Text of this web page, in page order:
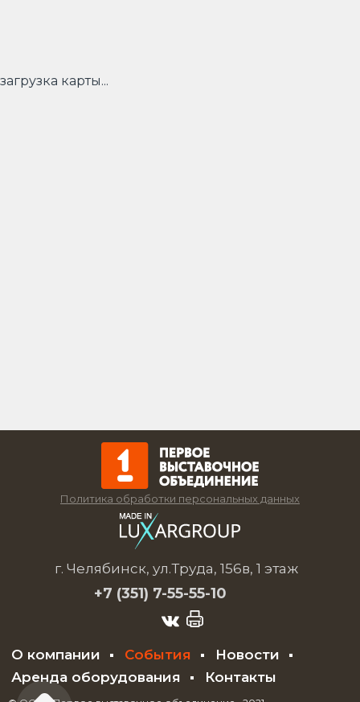
загрузка карты...
Политика обработки персональных данных
г. Челябинск, ул.Труда, 156в, 1 этаж
+7 (351) 7-55-55-10
О компании События
Новости
Аренда оборудования
Контакты